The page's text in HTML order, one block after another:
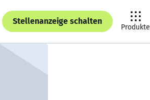
Stellenanzeige schalten
Produkte